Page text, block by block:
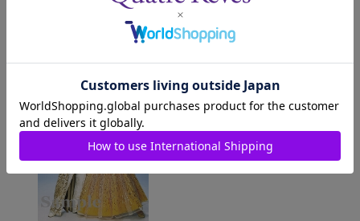
サイズを選択する サイズを選択する